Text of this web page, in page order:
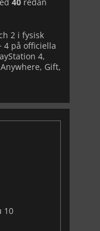
2 i fysisk
4 på officiella
4,
Gift,
10